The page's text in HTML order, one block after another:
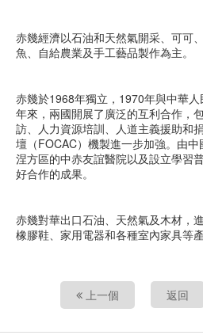
赤幾經濟以石油和天然氣開采、可可
魚、自給農業及手工藝品製作為主。
赤幾於1968年獨立，1970年與中華
年來，兩國開展了廣泛的互利合作，
訪、人力資源培訓、人道主義援助和
壇（FOCAC）機製進一步加強。由
涅方區的中赤友誼醫院以及設立學習
好合作的成果。
赤幾對華出口石油、天然氣及木材，
橡膠鞋、家用電器和各種室內家具等產
上一個 返回